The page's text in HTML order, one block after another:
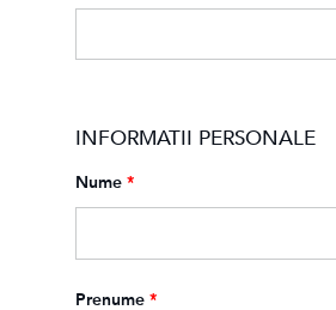
INFORMATII PERSONALE
Nume *
Prenume *